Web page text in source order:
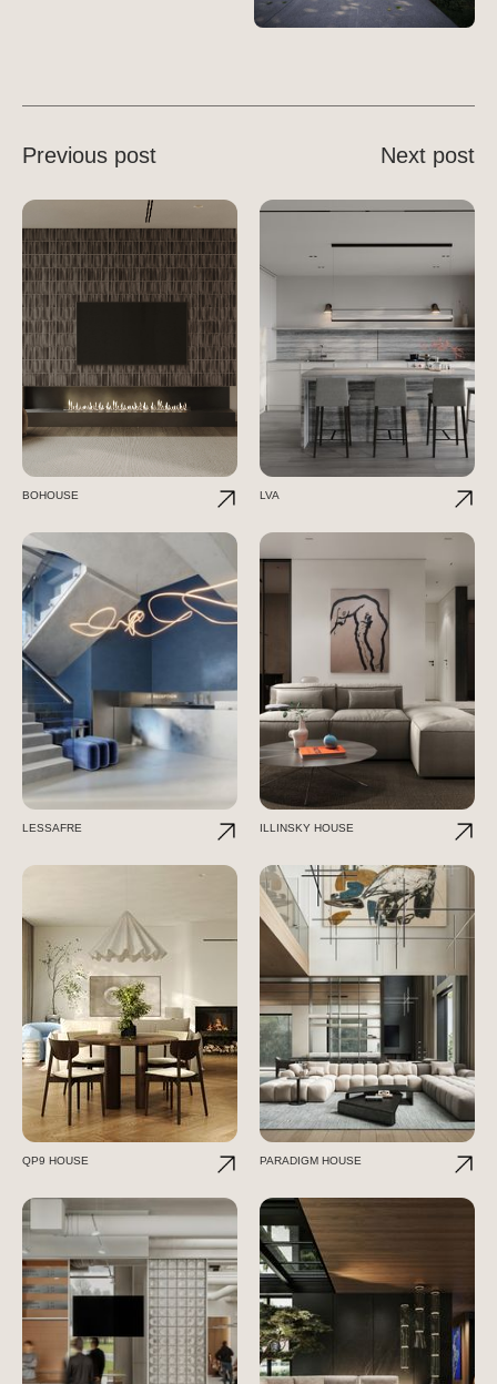
Previous post Next post
BOHOUSE LVA
LESSAFRE ILLINSKY HOUSE
QP9 HOUSE PARADIGM HOUSE